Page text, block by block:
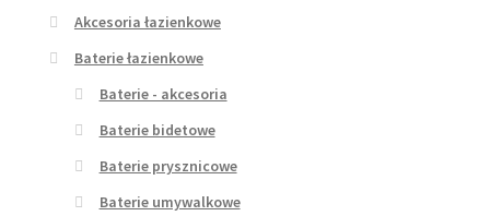
Akcesoria łazienkowe
Baterie łazienkowe
Baterie - akcesoria
Baterie bidetowe
Baterie prysznicowe
Baterie umywalkowe